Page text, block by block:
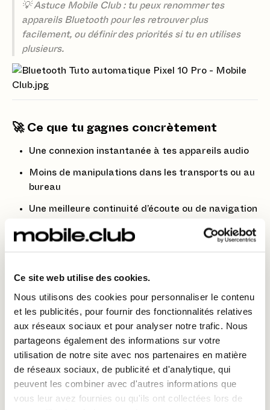
Ce site web utilise des cookies.
Nous utilisons des cookies pour personnaliser le contenu
et les publicités, pour fournir des fonctionnalités relatives
aux réseaux sociaux et pour analyser notre trafic. Nous
partageons également des informations sur votre
utilisation de notre site avec nos partenaires en matière
de réseaux sociaux, de publicité et d'analytique, qui
peuvent les combiner avec d'autres informations que
vous leur avez fournies ou qu'ils ont collectées lors de
💡 Astuce Mobile Club : tu peux renommer tes
appareils Bluetooth pour les retrouver plus
facilement, ou définir des priorités si tu en utilises
plusieurs.
🚀 Ce que tu gagnes concrètement
Une connexion instantanée à tes appareils audio
Moins de manipulations dans les transports ou au
bureau
Une meilleure continuité d’écoute ou de navigation
Une configuration unique pour un usage quotidien
enceintes, voitures, montres connectées… Tu peux
aussi gérer les connexions dans les paramètres
avancés, comme autoriser la lecture automatique ou
limiter l’accès à certaines fonctions.
💸 Prêt pour une connexion sans friction ?
Loue le Pixel 10 Pro dès maintenant avec Mobile Club
et découvre toutes ses fonctionnalités intelligentes,